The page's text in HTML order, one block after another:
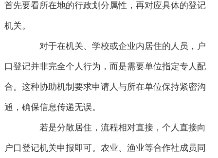
首先要看所在地的行政划分属性，再对应具体的登记
机关。
对于在机关、学校或企业内居住的人员，户
口登记并非完全个人行为，而是需要单位指定专人配
合。这种协助机制要求申请人与所在单位保持紧密沟
通，确保信息传递无误。
若是分散居住，流程相对直接，个人直接向
户口登记机关申报即可。农业、渔业等合作社成员同